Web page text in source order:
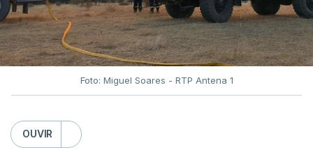
Foto: Miguel Soares - RTP Antena 1
OUVIR